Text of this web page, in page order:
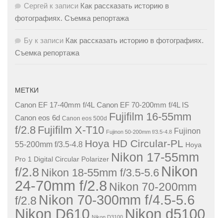
Сергей к записи Как рассказать историю в
фотографиях. Съемка репортажа
Бу к записи Как рассказать историю в фотографиях.
Съемка репортажа
МЕТКИ
Canon EF 17-40mm f/4L Canon EF 70-200mm f/4L IS
Canon eos 6d Canon eos 500d Fujifilm 16-55mm
f/2.8 Fujifilm X-T10 Fujinon 50-200mm f/3.5-4.8 Fujinon
55-200mm f/3.5-4.8 Hoya HD Circular-PL Hoya
Pro 1 Digital Circular Polarizer Nikon 17-55mm
f/2.8 Nikon 18-55mm f/3.5-5.6 Nikon
24-70mm f/2.8 Nikon 70-200mm
f/2.8 Nikon 70-300mm f/4.5-5.6
Nikon D610 Nikon d5100